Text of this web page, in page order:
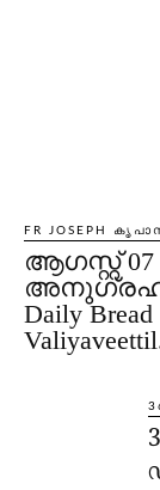
FR JOSEPH
ആഗസ്റ്റ്
അനുഗ്രഹ
Daily Bread